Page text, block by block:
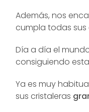
Además, nos
cumpla todas sus
Día a día el
consiguiendo
Ya es muy
sus cristaleras